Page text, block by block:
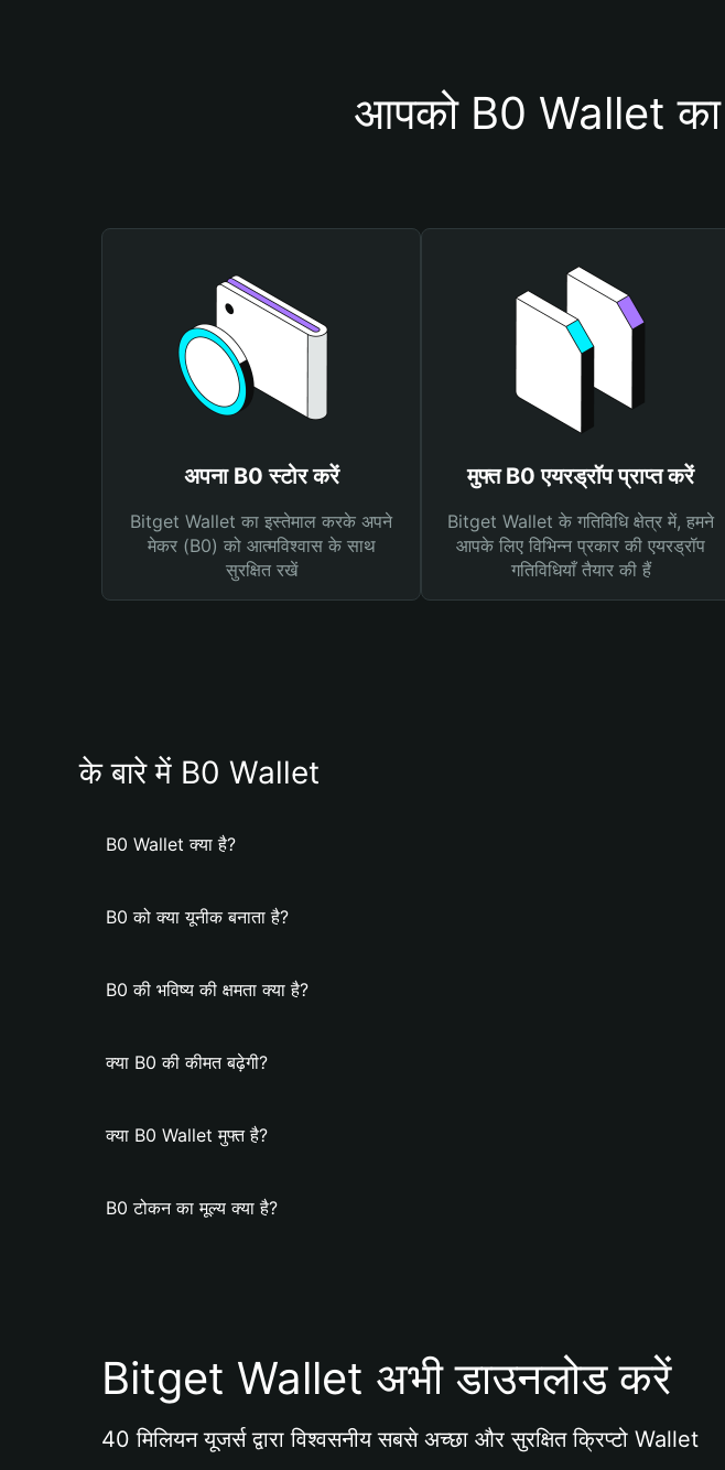
आपको B0 Wallet का
अपना B0 स्टोर करें
Bitget Wallet का इस्तेमाल करके अपने
मेकर (B0) को आत्मविश्वास के साथ
सुरक्षित रखें
मुफ्त B0 एयरड्रॉप प्राप्त करें
Bitget Wallet के गतिविधि क्षेत्र में, हमने
आपके लिए विभिन्न प्रकार की एयरड्रॉप
गतिविधियाँ तैयार की हैं
के बारे में B0 Wallet
B0 Wallet क्या है?
B0 को क्या यूनीक बनाता है?
B0 की भविष्य की क्षमता क्या है?
क्या B0 की कीमत बढ़ेगी?
क्या B0 Wallet मुफ्त है?
B0 टोकन का मूल्य क्या है?
Bitget Wallet अभी डाउनलोड करें
40 मिलियन यूजर्स द्वारा विश्वसनीय सबसे अच्छा और सुरक्षित क्रिप्टो Wallet